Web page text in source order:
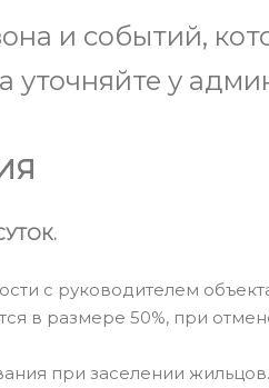
и событий,
у
с руководителем
в размере 50%, при
при заселении жильцов.